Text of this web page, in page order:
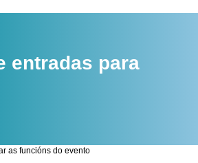
entradas para
as funcións do evento